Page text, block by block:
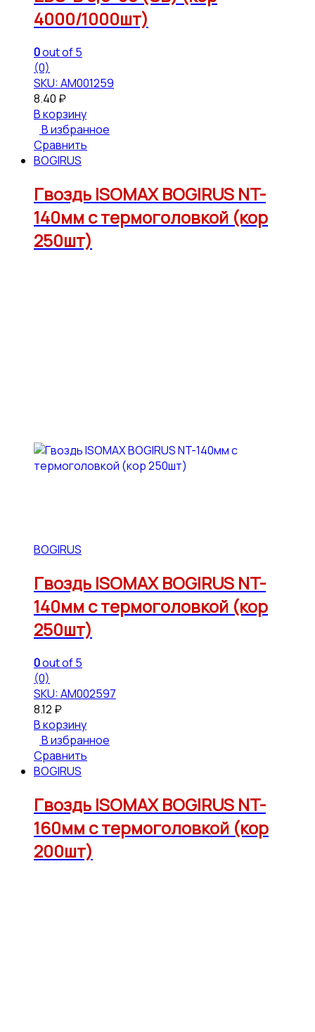
4000/1000шт)
0out of 5
(0)
SKU: АМ001259
8.40 ₽
В корзину
В избранное
Сравнить
BOGIRUS
Гвоздь ISOMAX BOGIRUS NT-
140мм с термоголовкой (кор
250шт)
BOGIRUS
Гвоздь ISOMAX BOGIRUS NT-
140мм с термоголовкой (кор
250шт)
0out of 5
(0)
SKU: АМ002597
8.12 ₽
В корзину
В избранное
Сравнить
BOGIRUS
Гвоздь ISOMAX BOGIRUS NT-
160мм с термоголовкой (кор
200шт)